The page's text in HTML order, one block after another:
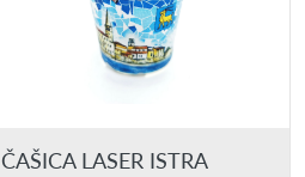
ČAŠICA LASER ISTRA